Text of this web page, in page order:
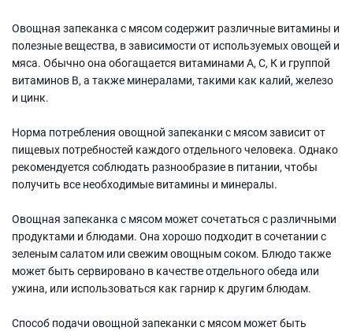
Овощная запеканка с мясом содержит различные витамины и
полезные вещества, в зависимости от используемых овощей и
мяса. Обычно она обогащается витаминами А, С, К и группой
витаминов В, а также минералами, такими как калий, железо
и цинк.
Норма потребления овощной запеканки с мясом зависит от
пищевых потребностей каждого отдельного человека. Однако
рекомендуется соблюдать разнообразие в питании, чтобы
получить все необходимые витамины и минералы.
Овощная запеканка с мясом может сочетаться с различными
продуктами и блюдами. Она хорошо подходит в сочетании с
зеленым салатом или свежим овощным соком. Блюдо также
может быть сервировано в качестве отдельного обеда или
ужина, или использоваться как гарнир к другим блюдам.
Способ подачи овощной запеканки с мясом может быть